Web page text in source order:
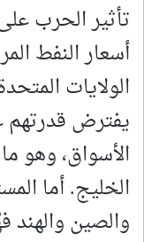
تأثير الحرب
أسعار النفط
الولايات
يفترض قدرتهم
الأسواق، وهو
الخليج. أما
والصين والهند